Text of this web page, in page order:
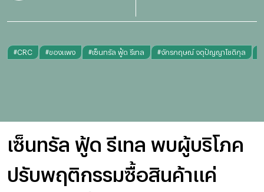
#CRC #ของแพง #เซ็นทรัล ฟู้ด รีเทล #จักรกฤษณ์ จตุปัญญาโชติกุล
เซ็นทรัล ฟู้ด รีเทล พบผู้บริโภค
ปรับพฤติกรรมซื้อสินค้าแค่